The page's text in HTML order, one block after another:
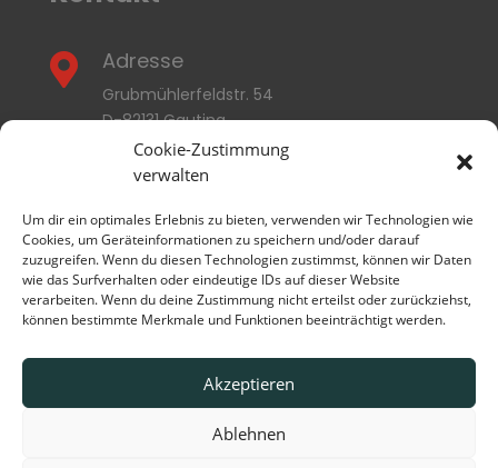
Cookie-Zustimmung
verwalten
Um dir ein optimales Erlebnis zu bieten, verwenden wir Technologien wie
Cookies, um Geräteinformationen zu speichern und/oder darauf
zuzugreifen. Wenn du diesen Technologien zustimmst, können wir Daten
wie das Surfverhalten oder eindeutige IDs auf dieser Website
verarbeiten. Wenn du deine Zustimmung nicht erteilst oder zurückziehst,
können bestimmte Merkmale und Funktionen beeinträchtigt werden.
Akzeptieren
Ablehnen
 Adresse
Grubmühlerfeldstr. 54
D-82131 Gauting
E-Mail
info@thermozyklus.com
 Rufen Sie uns an
+49 (0) 89 / 89 55 623-0